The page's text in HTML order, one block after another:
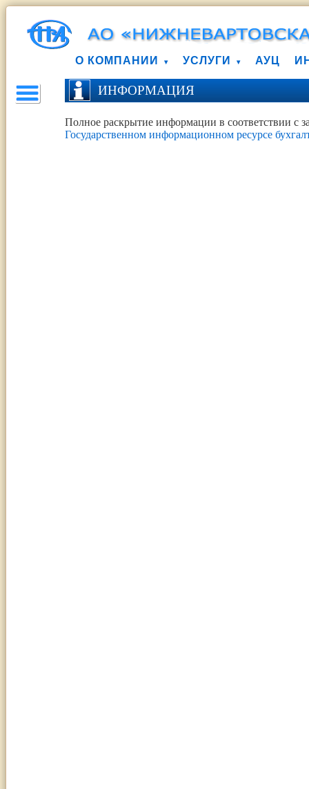
О КОМПАНИИ УСЛУГИ АУЦ
ИНФОРМАЦИЯ
Полное раскрытие информации в соответствии с
Государственном информационном ресурсе